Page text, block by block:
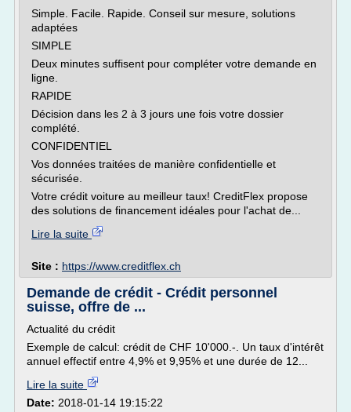
Simple. Facile. Rapide. Conseil sur mesure, solutions
adaptées
SIMPLE
Deux minutes suffisent pour compléter votre demande en
ligne.
RAPIDE
Décision dans les 2 à 3 jours une fois votre dossier
complété.
CONFIDENTIEL
Vos données traitées de manière confidentielle et
sécurisée.
Votre crédit voiture au meilleur taux! CreditFlex propose
des solutions de financement idéales pour l'achat de...
Lire la suite
Site : https://www.creditflex.ch
Demande de crédit - Crédit personnel
suisse, offre de ...
Actualité du crédit
Exemple de calcul: crédit de CHF 10'000.-. Un taux d'intérêt
annuel effectif entre 4,9% et 9,95% et une durée de 12...
Lire la suite
Date: 2018-01-14 19:15:22